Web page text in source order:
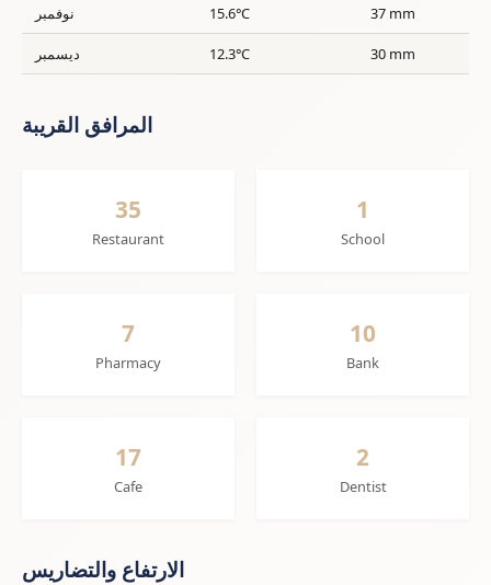
نوفمبر 15.6°C 37 mm
ديسمبر 12.3°C 30 mm
المرافق القريبة
35
Restaurant
1
School
7
Pharmacy
10
Bank
17
Cafe
2
Dentist
الارتفاع والتضاريس